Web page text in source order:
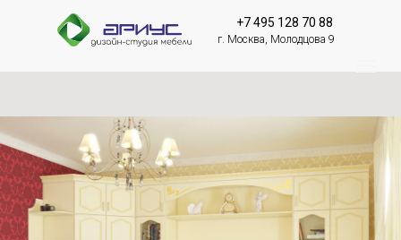
+7 495 128 70 88
г. Москва, Молодцова 9